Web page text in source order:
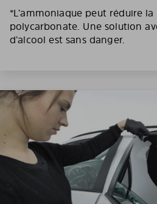
*L’ammoniaque peut réduire
polycarbonate. Une solution
d’alcool est sans danger.